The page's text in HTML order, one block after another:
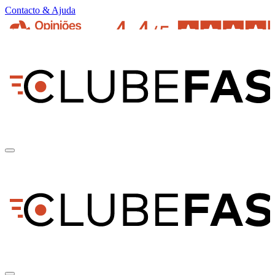
Contacto & Ajuda